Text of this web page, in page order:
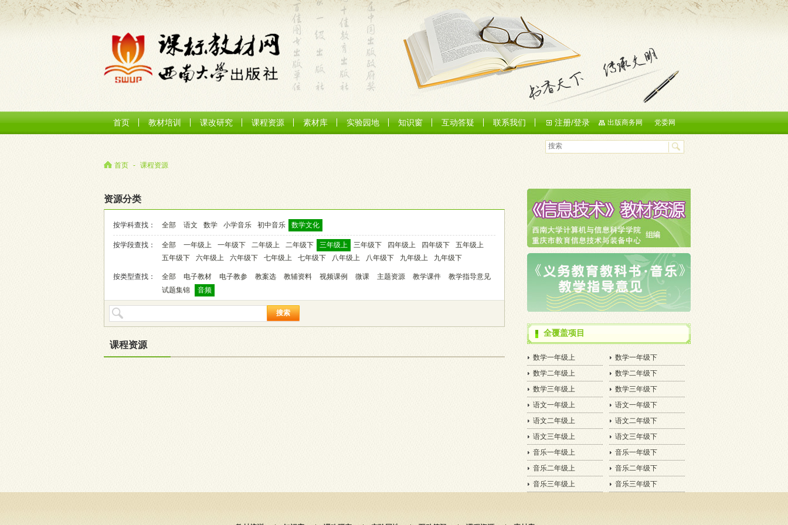
首页 教材培训 课改研究 课程资源 素材库 实验园地 知识窗 互动答疑 联系我们 党委网
出版商务网
注册/登录
首页 - 课程资源
资源分类
按学科查找： 全部 语文 数学 小学音乐 初中音乐 数学文化
按学段查找： 全部 一年级上 一年级下 二年级上 二年级下 三年级上 三年级下 四年级上 四年级下
五年级上
五年级下
六年级上 六年级下 七年级上 七年级下 八年级上 八年级下 九年级上 九年级下
按类型查找： 全部 电子教材 电子教参 教案选 教辅资料 视频课例 微课 主题资源 教学课件
教学指导意见
试题集锦
音频
搜索
课程资源
全覆盖项目
数学一年级上
数学二年级上
数学三年级上
语文一年级上
语文二年级上
语文三年级上
音乐一年级上
音乐二年级上
音乐三年级上
数学一年级下
数学二年级下
数学三年级下
语文一年级下
语文二年级下
语文三年级下
音乐一年级下
音乐二年级下
音乐三年级下